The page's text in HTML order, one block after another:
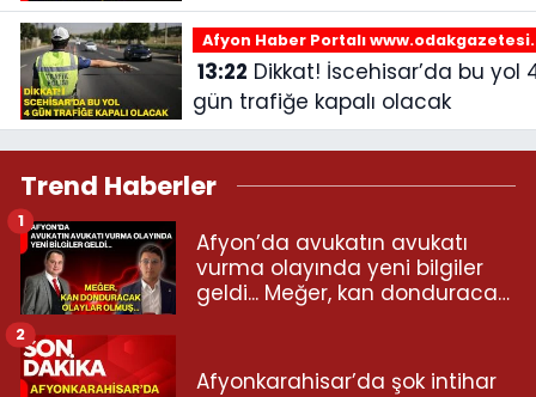
Afyon Haber Portalı
13:22
gün trafiğe kapalı olacak
Trend Haberler
Afyon’da avukatın avukatı
vurma olayında yeni bilgiler
geldi... Meğer, kan donduracak
1
Afyonkarahisar’da şok intihar
2